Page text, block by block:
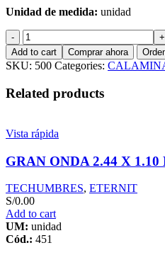
Unidad de medida: unidad
CALAMINA
0.22
X
0.80
X
3.60
Add to cart Comprar ahora
SKU: 500 Categories:
Related products
Vista rápida
GRAN ONDA 2.44 X
TECHUMBRES, ETERNIT
S/0.00
Add to cart
UM: unidad
Cód.: 451